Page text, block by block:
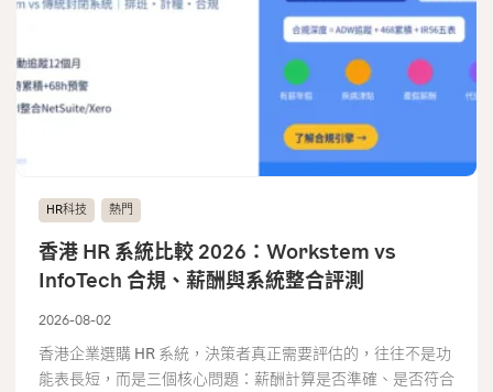
HR科技 熱門
香港 HR 系統比較 2026：Workstem vs
InfoTech 合規、薪酬與系統整合評測
2026-08-02
香港企業選購 HR 系統，決策者真正需要評估的，往往不是功
能表長短，而是三個核心問題：薪酬計算是否準確、是否符合